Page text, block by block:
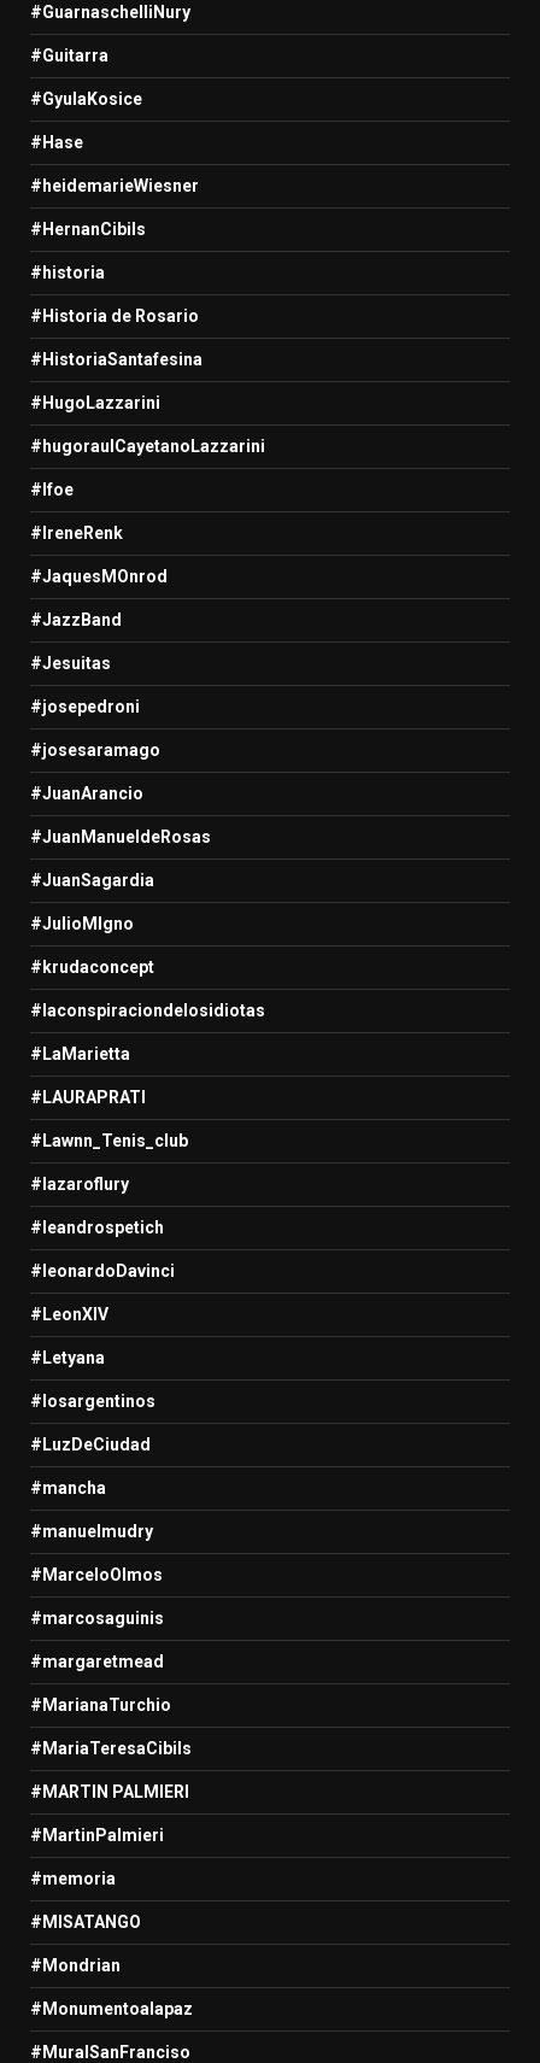
#GuarnaschelliNury
#Guitarra
#GyulaKosice
#Hase
#heidemarieWiesner
#HernanCibils
#historia
#Historia de Rosario
#HistoriaSantafesina
#HugoLazzarini
#hugoraulCayetanoLazzarini
#Ifoe
#IreneRenk
#JaquesMOnrod
#JazzBand
#Jesuitas
#josepedroni
#josesaramago
#JuanArancio
#JuanManueldeRosas
#JuanSagardia
#JulioMIgno
#krudaconcept
#laconspiraciondelosidiotas
#LaMarietta
#LAURAPRATI
#Lawnn_Tenis_club
#lazaroflury
#leandrospetich
#leonardoDavinci
#LeonXIV
#Letyana
#losargentinos
#LuzDeCiudad
#mancha
#manuelmudry
#MarceloOlmos
#marcosaguinis
#margaretmead
#MarianaTurchio
#MariaTeresaCibils
#MARTIN PALMIERI
#MartinPalmieri
#memoria
#MISATANGO
#Mondrian
#Monumentoalapaz
#MuralSanFranciso